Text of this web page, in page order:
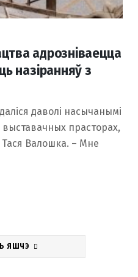
адрозніваецца
назіранняў з
даволі насычанымі
выставачных прасторах,
Тася Валошка. – Мне
ЯШЧЭ